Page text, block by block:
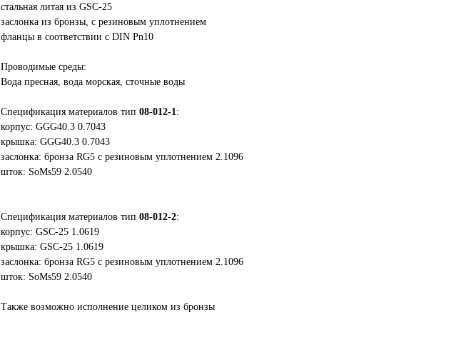
стальная литая из GSC-25
заслонка из бронзы, с резиновым уплотнением
фланцы в соответствии с DIN Pn10
Проводимые среды:
Вода пресная, вода морская, сточные воды
Спецификация материалов тип 08-012-1:
корпус: GGG40.3 0.7043
крышка: GGG40.3 0.7043
заслонка: бронза RG5 с резиновым уплотнением 2.1096
шток: SoMs59 2.0540
Спецификация материалов тип 08-012-2:
корпус: GSC-25 1.0619
крышка: GSC-25 1.0619
заслонка: бронза RG5 с резиновым уплотнением 2.1096
шток: SoMs59 2.0540
Также возможно исполнение целиком из бронзы